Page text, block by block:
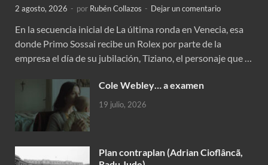
2 agosto, 2026 - por Rubén Collazos - Dejar un comentario
En la secuencia inicial de La última ronda en Venecia, esa
donde Primo Sossai recibe un Rolex por parte de la
empresa el día de su jubilación, Tiziano, el personaje que …
Cole Webley… a examen
19 julio, 2026
Plan contraplan (Adrian Cioflâncã,